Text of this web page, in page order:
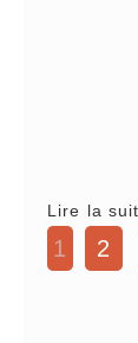
Lire la
1 2